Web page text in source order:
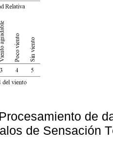
Procesamiento de
de Sensación